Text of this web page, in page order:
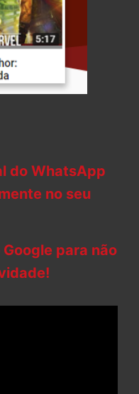
do WhatsApp
no seu
para não